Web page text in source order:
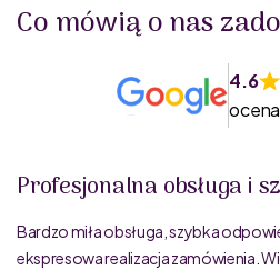
Co mówią o nas
4.6
ocena
Profesjonalna obsługa i
Bardzo miła obsługa, szybka
ekspresowa realizacja zamówienia.